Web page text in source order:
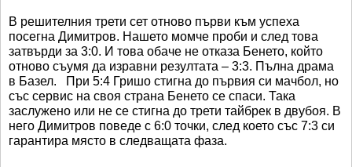
В решителния трети сет отново първи към успеха
посегна Димитров. Нашето момче проби и след това
затвърди за 3:0. И това обаче не отказа Бенето, който
отново съумя да изравни резултата – 3:3. Пълна драма
в Базел. При 5:4 Гришо стигна до първия си мачбол, но
със сервис на своя страна Бенето се спаси. Така
заслужено или не се стигна до трети тайбрек в двубоя. В
него Димитров поведе с 6:0 точки, след което със 7:3 си
гарантира място в следващата фаза.